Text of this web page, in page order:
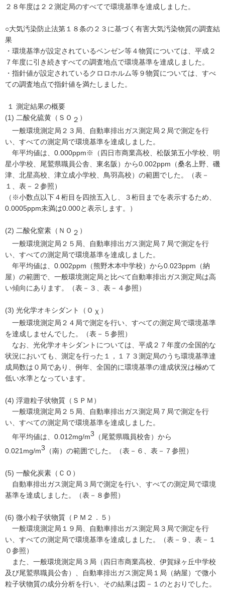
２８年度は２２測定局のすべてで環境基準を達成しました。
○大気汚染防止法第１８条の２３に基づく有害大気汚染物質の調査結
果
・環境基準が設定されているベンゼン等４物質については、平成２
７年度に引き続きすべての調査地点で環境基準を達成しました。
・指針値が設定されているクロロホルム等９物質については、すべ
ての調査地点で指針値を満たしました。
１ 測定結果の概要
(1) 二酸化硫黄（ＳＯ ２ ）
一般環境測定局２３局、自動車排出ガス測定局２局で測定を行
い、すべての測定局で環境基準を達成しました。
年平均値は、0.000ppm※（四日市商業高校、松阪第五小学校、明
星小学校、尾鷲県職員公舎、東名阪）から0.002ppm（桑名上野、磯
津、北星高校、津立成小学校、鳥羽高校）の範囲でした。（表－
１、表－２参照）
（※小数点以下４桁目を四捨五入し、３桁目までを表示するため、
0.0005ppm未満は0.000と表示します。）
(2) 二酸化窒素（ＮＯ ２ ）
一般環境測定局２５局、自動車排出ガス測定局７局で測定を行
い、すべての測定局で環境基準を達成しました。
年平均値は、0.002ppm（熊野木本中学校）から0.023ppm（納
屋）の範囲で、一般環境測定局と比べて自動車排出ガス測定局は高
い傾向にあります。（表－３、表－４参照）
(3) 光化学オキシダント（Ｏ Ｘ ）
一般環境測定局２４局で測定を行い、すべての測定局で環境基準
を達成しませんでした。（表－５参照）
なお、光化学オキシダントについては、平成２７年度の全国的な
状況においても、測定を行った１，１７３測定局のうち環境基準達
成局数は０局であり、例年、全国的に環境基準の達成状況は極めて
低い水準となっています。
(4) 浮遊粒子状物質（ＳＰＭ）
一般環境測定局２５局、自動車排出ガス測定局７局で測定を行
い、すべての測定局で環境基準を達成しました。
年平均値は、0.012mg/m3 （尾鷲県職員校舎）から
0.021mg/m3 （南）の範囲でした。（表－６、表－７参照）
(5) 一酸化炭素（ＣＯ）
自動車排出ガス測定局３局で測定を行い、すべての測定局で環境
基準を達成しました。（表－８参照）
(6) 微小粒子状物質（ＰＭ２．５）
一般環境測定局１９局、自動車排出ガス測定局３局で測定を行
い、すべての測定局で環境基準を達成しました。（表－９、表－１
０参照）
また、一般環境測定局３局（四日市商業高校、伊賀緑ヶ丘中学校
及び尾鷲県職員公舎）、自動車排出ガス測定局１局（納屋）で微小
粒子状物質の成分分析を行い、その結果は図－１のとおりでした。